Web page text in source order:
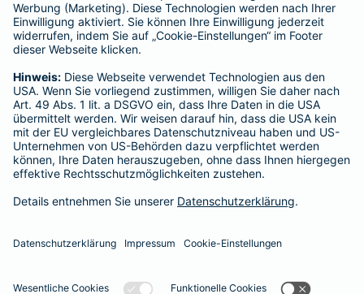
Der Dackel Balu macht für Leckerlies alles. Beim Gassigehen
frisst er leider eine mit Rasierklingen gespickte Wurst. Die
Notfalls nimmt der Tierarzt den 4-fachen GOT-Satz und Balus
Besitzer muss eine vierstellige Rechnung begleichen. Der
Basis-Schutz der Barmenia erstattet dieNotfallversorgung
im tierärztlichen Notdienstkomplett - ohne eine Begrenzung
der Jahreshöchstleistung für Operationen.